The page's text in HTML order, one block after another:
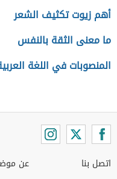
أهم زيوت تكثيف الشعر
ما معنى الثقة بالنفس
المنصوبات في اللغة
اتصل بنا عن